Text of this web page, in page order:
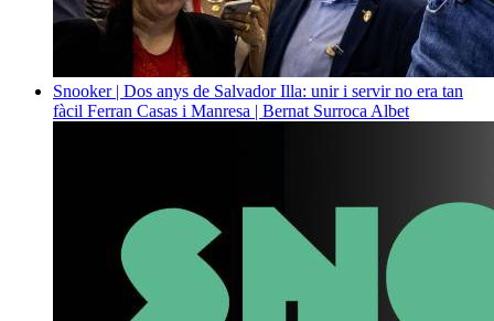
Snooker | Dos anys de Salvador Illa: unir i servir no era tan
fàcil Ferran Casas i Manresa | Bernat Surroca Albet